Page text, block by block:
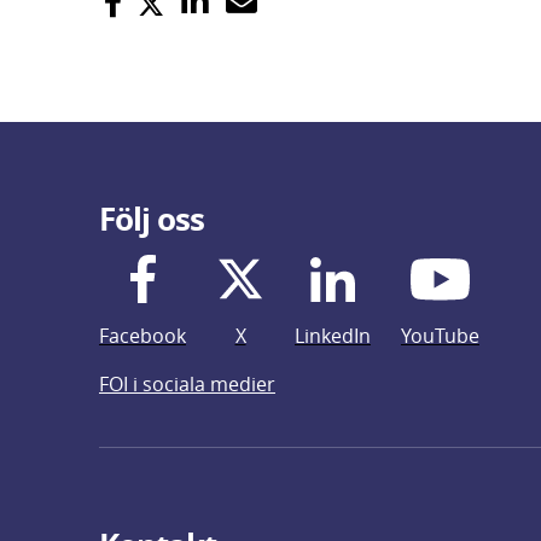
Följ oss
Facebook X LinkedIn
YouTube
FOI i sociala medier